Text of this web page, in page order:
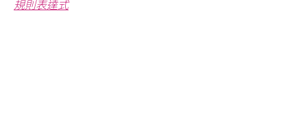
規則表達式